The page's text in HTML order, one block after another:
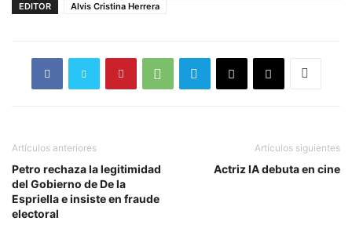
EDITOR Alvis Cristina Herrera
Artículos anteriores
Petro rechaza la legitimidad
del Gobierno de De la
Espriella e insiste en fraude
electoral
Artículos siguientes
Actriz IA debuta en cine